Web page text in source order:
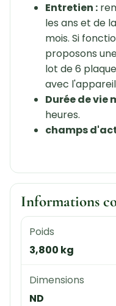
Entretien :
les ans et de
mois. Si
proposons
lot de 6
avec
Durée de vie
heures.
champs
Informations
Poids
3,800 kg
Dimensions
ND